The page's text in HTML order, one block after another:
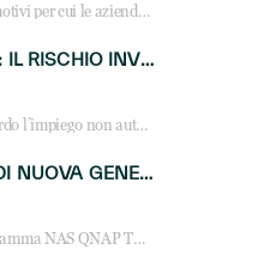
HP ProBook: 5 motivi per cui le aziende scelgono i notebook business HP per migliorare produttività, sicurezza e gestione dell’AI.
SHADOW AI: IL RISCHIO INVISIBILE CHE LE AZIENDE POSSONO GOVERNARE
Shadow AI riguardo l’impiego non autorizzato di sistemi AI all’interno dell’azienda. E’ una pratica che si diffonde a partire dai dipendenti fino ai dirigenti e mette a repentaglio la cybersecurity, con costi più elevati per le organizzazioni. Due recenti report illustrano il fenomeno e forniscono dati in merito
NAS QNAP DI NUOVA GENERAZIONE: PIÙ PRESTAZIONI, SCALABILITÀ E PROTEZIONE DEI DATI PER LE INFRASTRUTTURE IT MODERNE
Scopri la nuova gamma NAS QNAP TS-h1465U-RP, TS-h1065eU e TS-h665U: storage aziendale con ZFS, DDR5, E1.S NVMe e connettività 2.5GbE per backup, virtualizzazione e cybersecurity.